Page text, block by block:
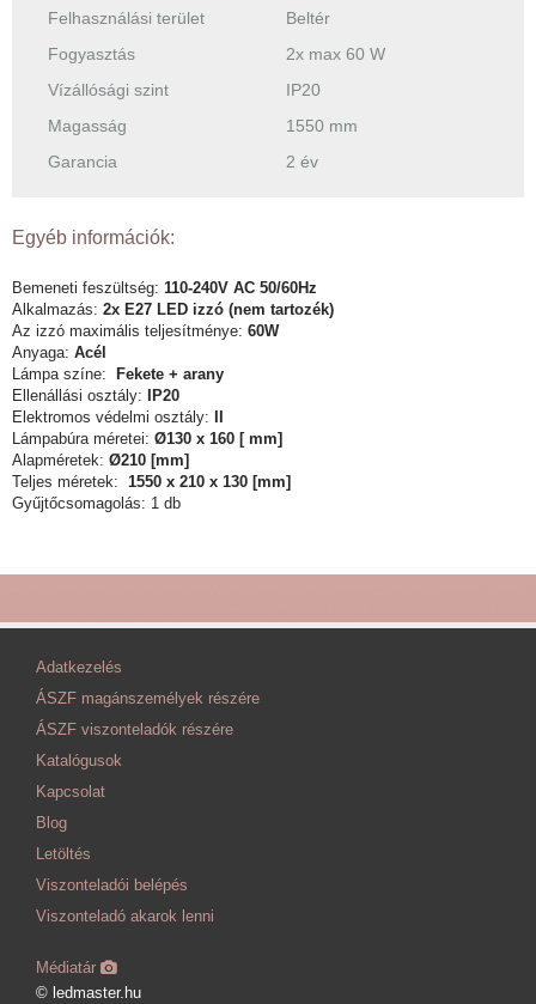
Felhasználási terület
Beltér
Fogyasztás
2x max 60 W
Vízállósági szint
IP20
Magasság
1550 mm
Garancia
2 év
Egyéb információk:
Bemeneti feszültség: 110-240V AC 50/60Hz
Alkalmazás: 2x E27 LED izzó (nem tartozék)
Az izzó maximális teljesítménye: 60W
Anyaga: Acél
Lámpa színe:
Fekete + arany
Ellenállási osztály:
IP20
Elektromos védelmi osztály:
Lámpabúra méretei: Ø130 x 160 [ mm]
Alapméretek: Ø210 [mm]
Teljes méretek: 1550 x 210 x 130 [mm]
Gyűjtőcsomagolás: 1 db
Adatkezelés
ÁSZF magánszemélyek részére
ÁSZF viszonteladók részére
Katalógusok
Kapcsolat
Blog
Letöltés
Viszonteladói belépés
Viszonteladó akarok lenni
Médiatár
© ledmaster.hu